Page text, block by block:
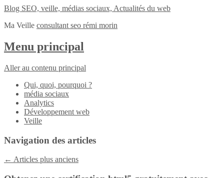
Blog SEO, veille, médias sociaux, Actualités du web
Ma Veille consultant seo rémi morin
Menu principal
Aller au contenu principal
Qui, quoi, pourquoi ?
média sociaux
Analytics
Développement web
Veille
Navigation des articles
← Articles plus anciens